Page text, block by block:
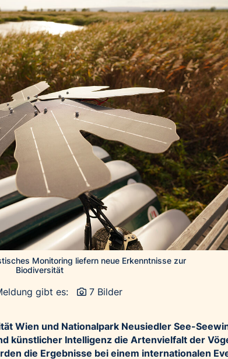
Monitoring liefern neue Erkenntnisse zur
Biodiversität
gibt es: 7 Bilder
Wien und Nationalpark Neusiedler See-
künstlicher Intelligenz die Artenvielfalt der
die Ergebnisse bei einem internationalen